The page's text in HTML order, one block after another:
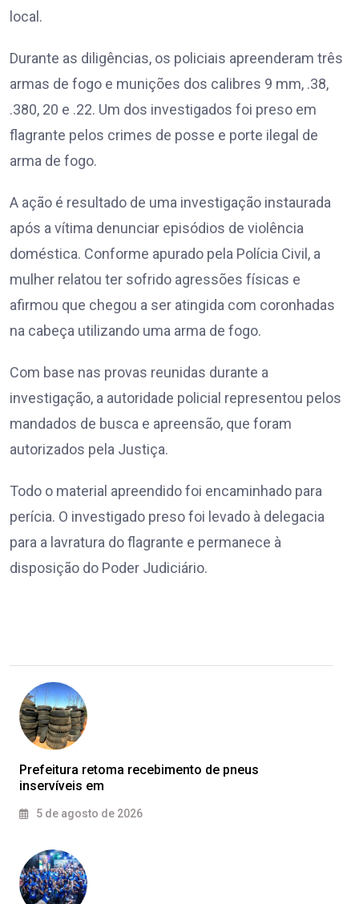
local.
Durante as diligências, os policiais apreenderam três
armas de fogo e munições dos calibres 9 mm, .38,
.380, 20 e .22. Um dos investigados foi preso em
flagrante pelos crimes de posse e porte ilegal de
arma de fogo.
A ação é resultado de uma investigação instaurada
após a vítima denunciar episódios de violência
doméstica. Conforme apurado pela Polícia Civil, a
mulher relatou ter sofrido agressões físicas e
afirmou que chegou a ser atingida com coronhadas
na cabeça utilizando uma arma de fogo.
Com base nas provas reunidas durante a
investigação, a autoridade policial representou pelos
mandados de busca e apreensão, que foram
autorizados pela Justiça.
Todo o material apreendido foi encaminhado para
perícia. O investigado preso foi levado à delegacia
para a lavratura do flagrante e permanece à
disposição do Poder Judiciário.
Prefeitura retoma recebimento de pneus
inservíveis em
5 de agosto de 2026